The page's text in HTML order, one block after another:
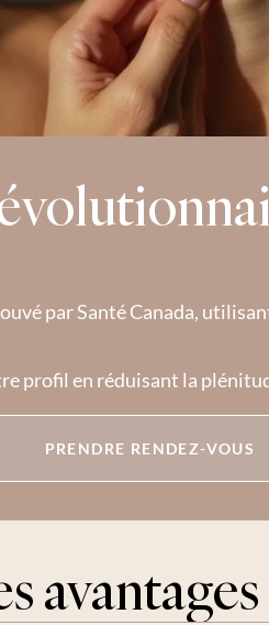
par Santé Canada,
profil en réduisant la
PRENDRE RENDEZ-VOUS